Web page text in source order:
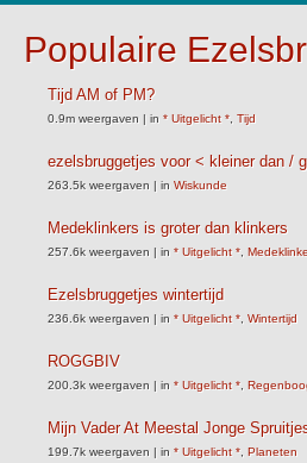
Populaire
Tijd AM of PM?
0.9m weergaven | in * Uitgelicht * Tijd
ezelsbruggetjes voor < kleiner dan /
263.5k weergaven | in Wiskunde
Medeklinkers is groter dan klinkers
257.6k weergaven | in * Uitgelicht *
Ezelsbruggetjes wintertijd
236.6k weergaven | in * Uitgelicht * Wintertijd
ROGGBIV
200.3k weergaven | in * Uitgelicht *
Mijn Vader At Meestal Jonge
199.7k weergaven | in * Uitgelicht * Planeten